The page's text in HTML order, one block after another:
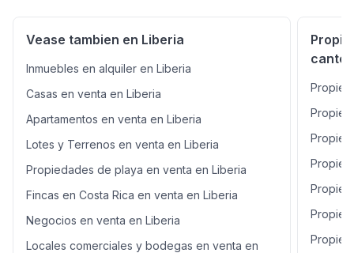
vigilancia ya instalado. Espacios Integrados: Sala,
comedor y cocina diseñados bajo un concepto abierto
para mayor amplitud y frescura. UBICACIÓN
ESTRATÉGICA: A minutos del Hospital Enrique Baltodano
Briceño. Cercanía inmediata a centros educativos
(colegios) y variedad de comercios. Zona tranquila,
segura y de fácil acceso a las principales rutas hacia las
playas del Pacífico. CARACTERISTICAS : Terreno: 279
m² (amplio espacio para disfrute). Construcción: 90 m²
espaciosos. Baños: 1 baño completo con finos
acabados. Extras: Cuarto de pilas techado y espacio
cómodo para parqueo.
Vease tambien en Liberia
Inmuebles en alquiler en Liberia
Casas en venta en Liberia
Apartamentos en venta en Liberia
Lotes y Terrenos en venta en Liberia
Propiedades de playa en venta en Liberia
Fincas en Costa Rica en venta en Liberia
Negocios en venta en Liberia
Locales comerciales y bodegas en venta en